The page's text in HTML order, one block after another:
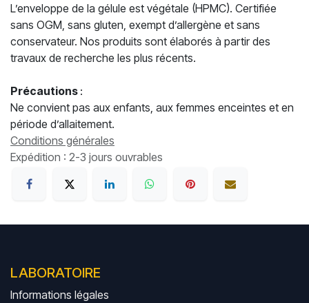
L’enveloppe de la gélule est végétale (HPMC). Certifiée
sans OGM, sans gluten, exempt d’allergène et sans
conservateur. Nos produits sont élaborés à partir des
travaux de recherche les plus récents.
Précautions :
Ne convient pas aux enfants, aux femmes enceintes et en
période d’allaitement.
Conditions générales
Expédition : 2-3 jours ouvrables
LABORATOIRE
Informations légales